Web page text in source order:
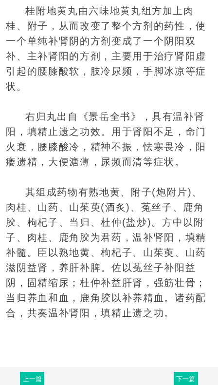
桂附地黄丸由六味地黄丸组方加上肉
桂、附子，从而改变了整个方剂的药性，使
一个单纯补肾阴的方剂变成了一个阴阳双
补、主补肾阳的方剂，主要用于治疗肾阳虚
引起的腰膝酸软，肢冷尿频，手脚冰凉等症
状。
右归丸出自《景岳全书》，具有温补肾
阳，填精止遗之功效。用于肾阳不足，命门
火衰，腰膝酸冷，精神不振，怯寒畏冷，阳
痿遗精，大便溏薄，尿频而清等症状。
其组成药物有熟地黄、附子(炮附片)、
肉桂、山药、山茱萸(酒炙)、菟丝子、鹿角
胶、枸杞子、当归、杜仲(盐炒)。方中以附
子、肉桂、鹿角胶为君药，温补肾阳，填精
补髓。臣以熟地黄、枸杞子、山茱萸、山药
滋阴益肾，养肝补脾。佐以菟丝子补阳益
阴，固精缩尿；杜仲补益肝肾，强筋壮骨；
当归养血和血，鹿角胶以补养精血。诸药配
合，共奏温补肾阳，填精止遗之功。
上一篇 下一篇